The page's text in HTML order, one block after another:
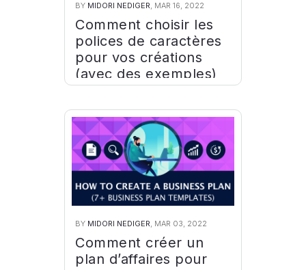
BY MIDORI NEDIGER, MAR 16, 2022
Comment choisir les
polices de caractères
pour vos créations
(avec des exemples)
BY MIDORI NEDIGER, MAR 03, 2022
Comment créer un
plan d’affaires pour